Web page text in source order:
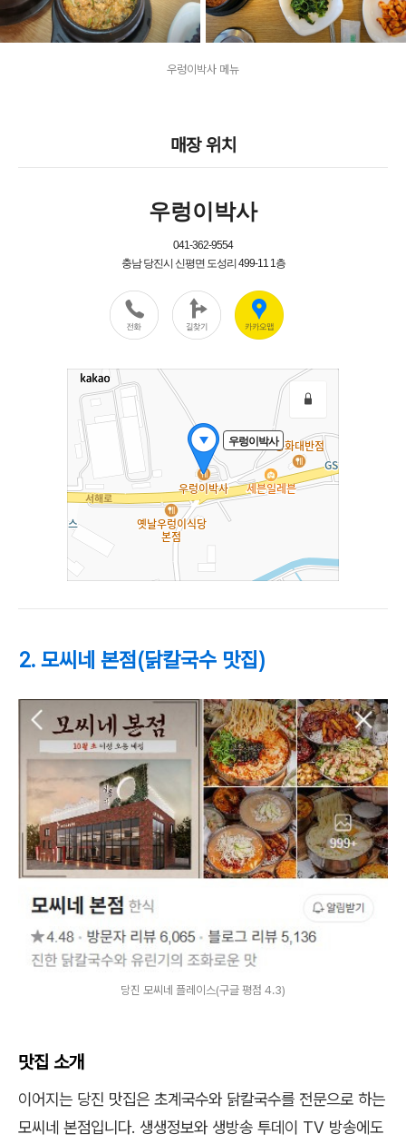
우렁이박사 메뉴
매장 위치
2. 모씨네 본점(닭칼국수 맛집)
당진 모씨네 플레이스(구글 평점 4.3)
맛집 소개
이어지는 당진 맛집은 초계국수와 닭칼국수를 전문으로 하는
모씨네 본점입니다. 생생정보와 생방송 투데이 TV 방송에도